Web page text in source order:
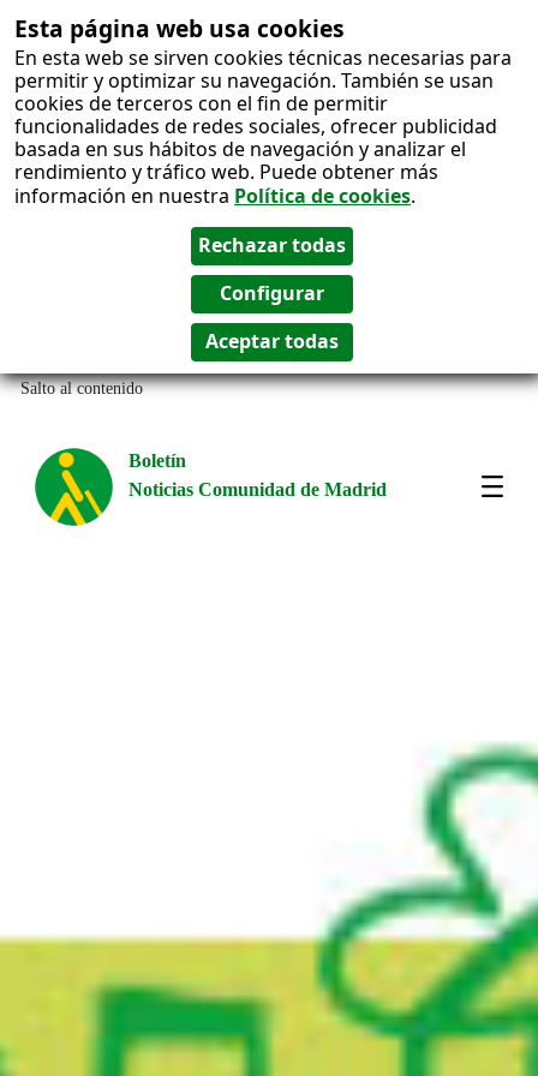
Esta página web usa cookies
En esta web se sirven cookies técnicas necesarias para
permitir y optimizar su navegación. También se usan
cookies de terceros con el fin de permitir
funcionalidades de redes sociales, ofrecer publicidad
basada en sus hábitos de navegación y analizar el
rendimiento y tráfico web. Puede obtener más
información en nuestra Política de cookies.
Salto al contenido
Boletín
Noticias Comunidad de Madrid